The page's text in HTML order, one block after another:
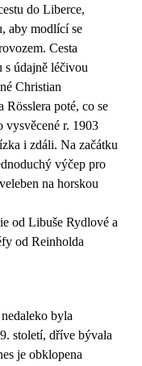
do Liberce,
aby modlící se
Cesta
s údajně léčivou
Christian
Rösslera poté, co se
r. 1903
i zdáli. Na začátku
výčep pro
na horskou
od Libuše Rydlové a
od Reinholda
byla
století, dříve bývala
je obklopena